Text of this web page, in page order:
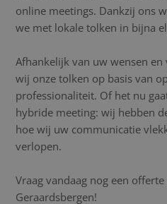
online meetings. Dankzij ons
we met lokale tolken in bijna
Afhankelijk van uw wensen
wij onze tolken op basis van
professionaliteit. Of het nu
hybride meeting: wij hebben
hoe wij uw communicatie
verlopen.
Vraag vandaag nog een
Geraardsbergen!